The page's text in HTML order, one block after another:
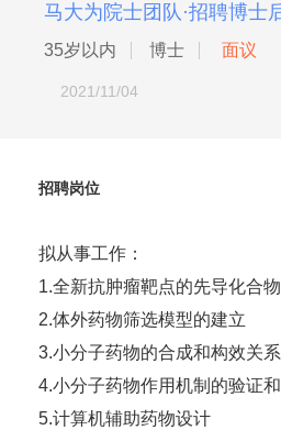
马大为院士团队·招聘博士
35岁以内 博士 面议
2021/11/04
招聘岗位
拟从事工作：
1.全新抗肿瘤靶点的先导化合
2.体外药物筛选模型的建立
3.小分子药物的合成和构效关
4.小分子药物作用机制的验证
5.计算机辅助药物设计